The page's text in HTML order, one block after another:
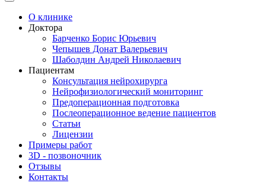
О клинике
Доктора
Барченко Борис Юрьевич
Чепышев Донат Валерьевич
Шаболдин Андрей Николаевич
Пациентам
Консультация нейрохирурга
Нейрофизиологический мониторинг
Предоперационная подготовка
Послеоперационное ведение пациентов
Статьи
Лицензии
Примеры работ
3D - позвоночник
Отзывы
Контакты